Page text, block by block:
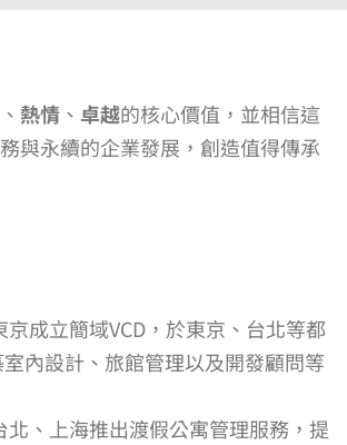
、 熱情 、 卓越的核心價值，並相信這
與永續的企業發展，創造值得傳承
京成立簡域VCD，於東京、台北等都
內設計、旅館管理以及開發顧問等
北、上海推出渡假公寓管理服務，提